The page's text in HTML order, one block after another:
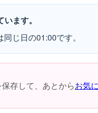
ます。
じ日の01:00です。
存して、あとからお気